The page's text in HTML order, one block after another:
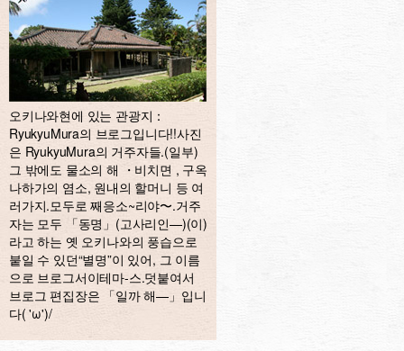
오키나와현에 있는 관광지：
RyukyuMura의 브로그입니다!!사진
은 RyukyuMura의 거주자들.(일부)
그 밖에도 물소의 해 ・비치면 , 구옥
나하가의 염소, 원내의 할머니 등 여
러가지.모두로 째응소~리야〜.거주
자는 모두 「동명」(고사리인—)(이)
라고 하는 옛 오키나와의 풍습으로
붙일 수 있던“별명”이 있어, 그 이름
으로 브로그서이테마-스.덧붙여서
브로그 편집장은 「일까 해—」입니
다( 'ω')/